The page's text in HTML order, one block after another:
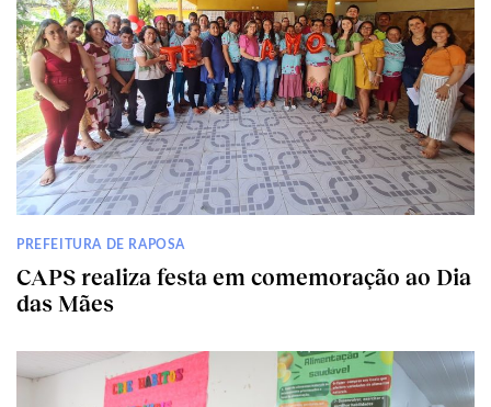
PREFEITURA DE RAPOSA
CAPS realiza festa em comemoração ao Dia
das Mães